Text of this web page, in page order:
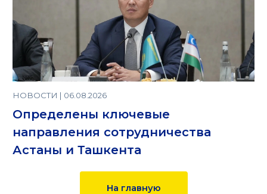
НОВОСТИ | 06.08.2026
Определены ключевые
направления сотрудничества
Астаны и Ташкента
На главную